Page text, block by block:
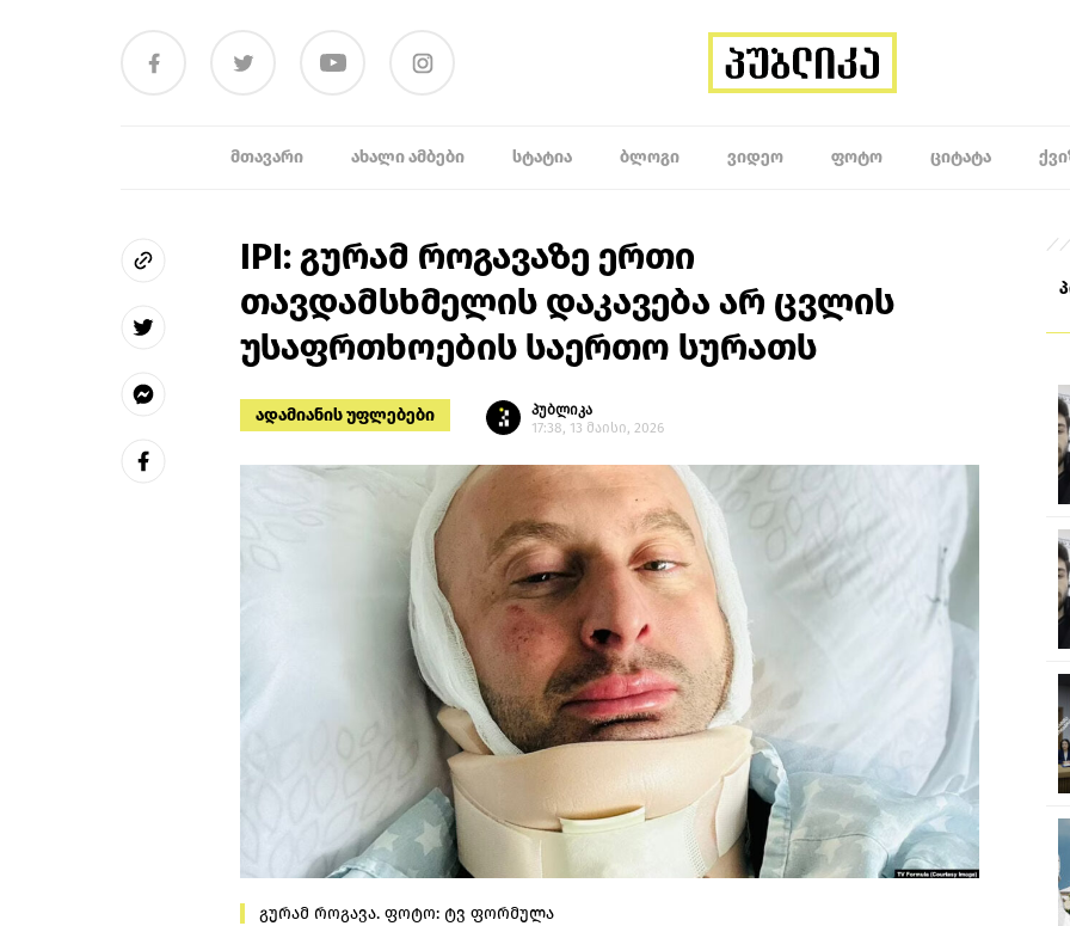
ᲛᲗᲐᲕᲐᲠᲘ ᲐᲮᲐᲚᲘ ᲐᲛᲑᲔᲑᲘ ᲡᲢᲐᲢᲘᲐ ᲑᲚᲝᲒᲘ ᲕᲘᲓᲔᲝ ᲤᲝᲢᲝ ᲪᲘᲢᲐᲢᲐ
IPI: გურამ როგავაზე ერთი
თავდამსხმელის დაკავება არ ცვლის
უსაფრთხოების საერთო სურათს
ადამიანის უფლებები
პუბლიკა
17:38, 13 მაისი, 2026
გურამ როგავა. ფოტო: ტვ ფორმულა